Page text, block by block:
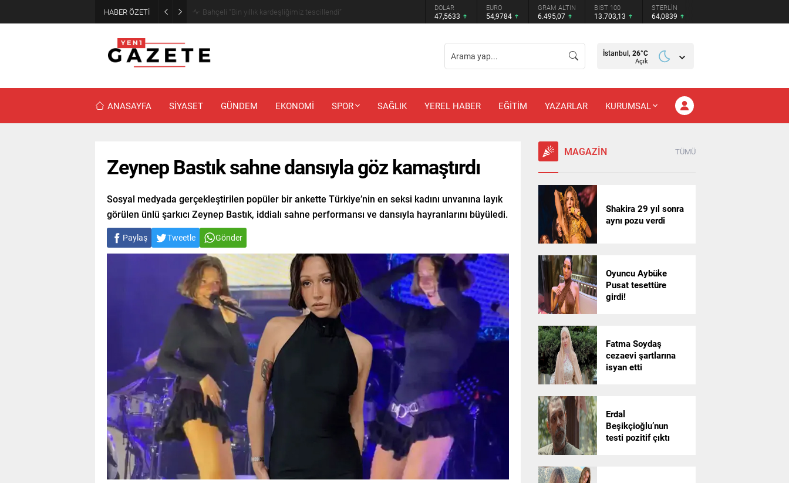
HABER ÖZETİ Meteorolojiden İstanbul’a nem uyarısı DOLAR
47,5633
EURO
54,9784
GRAM ALTIN
6.495,07
BIST 100
13.703,13
STERLİN
64,0839
İstanbul, 26°C
Açık
ANASAYFA SİYASET GÜNDEM EKONOMİ SPOR SAĞLIK YEREL HABER EĞİTİM YAZARLAR KURUMSAL
Zeynep Bastık sahne dansıyla göz kamaştırdı
Sosyal medyada gerçekleştirilen popüler bir ankette Türkiye’nin en seksi kadını unvanına layık
görülen ünlü şarkıcı Zeynep Bastık, iddialı sahne performansı ve dansıyla hayranlarını büyüledi.
Paylaş Tweetle Gönder
MAGAZİN TÜMÜ
Shakira 29 yıl sonra
aynı pozu verdi
Oyuncu Aybüke
Pusat tesettüre
girdi!
Fatma Soydaş
cezaevi şartlarına
isyan etti
Erdal
Beşikçioğlu’nun
testi pozitif çıktı